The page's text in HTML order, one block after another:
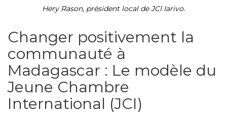
Hery Rason, président local de JCI Iarivo.
Changer positivement la
communauté à
Madagascar : Le modèle du
Jeune Chambre
International (JCI)